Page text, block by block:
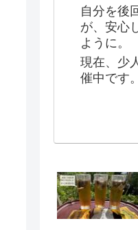
自分を後
が、安心
ように。
現在、少
催中です。